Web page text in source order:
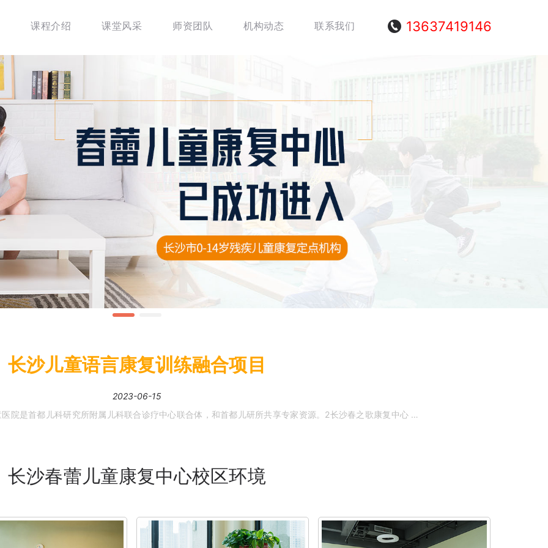
课程介绍 课堂风采 师资团队 机构动态 联系我们 13637419146
长沙儿童语言康复训练融合项目
2023-06-15
1长沙小米熊儿童医院 长沙小米熊儿童医院是首都儿科研究所附属儿科联合诊疗中心联合体，和首都儿研所共享专家资源。2长沙春之歌康复中心 湖南省老牌的康复中心，有看悠久的历史，丰厚的底编。3长沙夏之歌康复中心 长沙近几年崛。可以到长沙杨清语语言矫正，朋友孩子说话有问题就是在那治疗的，现在说话非常清晰， 而且是签约矫正的，更放心 。语言康复训练的内容如下：1、唇部练习：噘嘴唇嘬出声音由慢至快，平唇嘬出声音，用嘴唇发“嘟嘟～”、在胳膊上发“噗噗”、打哇哇等等唇部的练习，每次十分钟。2、鼻音练习：闭住嘴巴用鼻子发音（在韵母的an/en/ang/。选择长沙杨清语语言矫正就挺可靠的，这个的临床经验相当丰富的哦。大米和小米是一家专业的自闭症谱系及广泛性发育障碍儿童服务平台，提供康复干预、融合支持、居家指导、家长培训及科普咨询等一体化服务。通过自主研发的RICE干预康复体系，为自闭症儿童提供康复训练、融合教育支持，让孩子与世界。湖南长沙的小孩治疗语言发育迟缓可以去儿科比较好的，专科，做康复。不知道你小孩是确诊了还是自己判断的。
长沙春蕾儿童康复中心校区环境